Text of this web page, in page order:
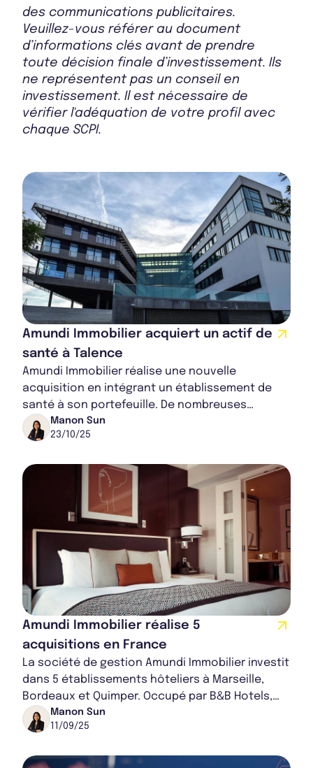
Bulletin 2025 T1
Bulletin 2024 T4
Bulletin 2024 T2
Bulletin 2024 T1
Bulletin 2023 T4
Bulletin 2023 T3
Rapport Annuel 2024
Rapport Annuel 2023
des communications publicitaires.
Veuillez-vous référer au document
d’informations clés avant de prendre
toute décision finale d’investissement. Ils
ne représentent pas un conseil en
investissement. Il est nécessaire de
vérifier l'adéquation de votre profil avec
chaque SCPI.
Amundi Immobilier acquiert un actif de
santé à Talence
Amundi Immobilier réalise une nouvelle
acquisition en intégrant un établissement de
santé à son portefeuille. De nombreuses
améliorations ont notamment été effectuées
pour ce bien...
Manon Sun
23/10/25
Amundi Immobilier réalise 5
acquisitions en France
La société de gestion Amundi Immobilier investit
dans 5 établissements hôteliers à Marseille,
Bordeaux et Quimper. Occupé par B&B Hotels,
celui-ci est considéré comme l’un des lead...
Manon Sun
11/09/25